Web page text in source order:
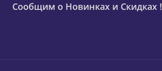
Сообщим о Новинках и Скидках !